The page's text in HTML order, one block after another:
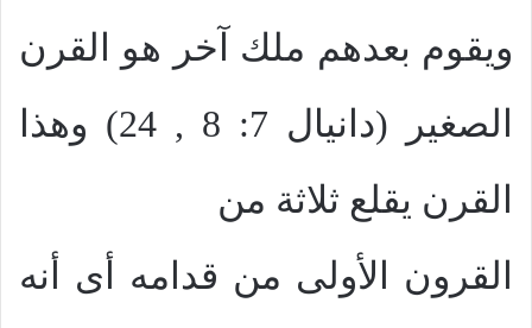
ويقوم بعدهم ملك آخر هو القرن
الصغير (دانيال 7: 8 , 24) وهذا
القرن يقلع ثلاثة من
القرون الأولى من قدامه أى أنه